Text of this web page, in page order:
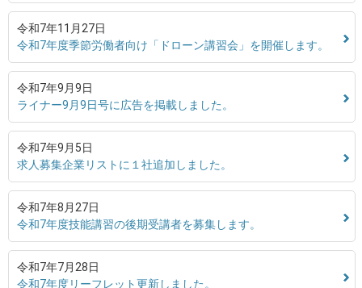
令和7年11月27日
令和7年度季節労働者向け「ドローン講習会」を開催します。
令和7年9月9日
ライナー9月9日号に広告を掲載しました。
令和7年9月5日
求人募集企業リストに１社追加しました。
令和7年8月27日
令和7年度技能講習の後期受講者を募集します。
令和7年7月28日
令和7年度リーフレット更新しました。